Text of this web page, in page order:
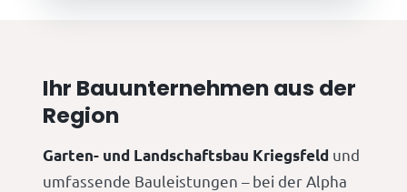
Ihr Bauunternehmen aus der
Region
Garten- und Landschaftsbau Kriegsfeld und
umfassende Bauleistungen – bei der Alpha